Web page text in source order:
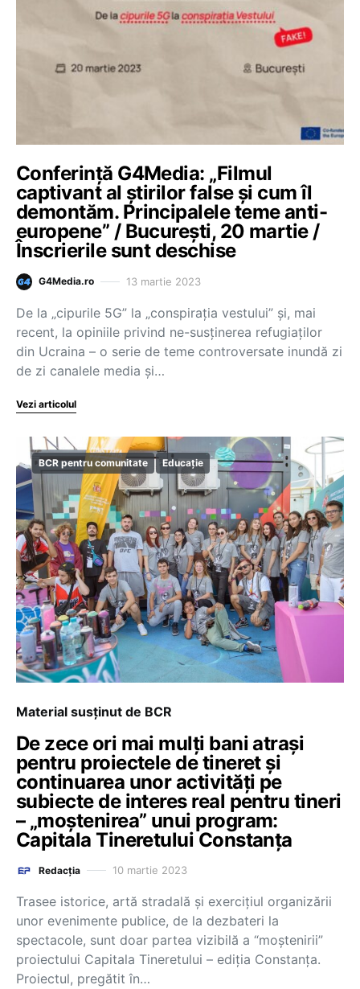
Conferință G4Media: „Filmul
captivant al știrilor false și cum îl
demontăm. Principalele teme anti-
europene” / București, 20 martie /
Înscrierile sunt deschise
G4Media.ro 13 martie 2023
De la „cipurile 5G” la „conspirația vestului” și, mai
recent, la opiniile privind ne-susținerea refugiaților
din Ucraina – o serie de teme controversate inundă zi
de zi canalele media și…
Vezi articolul
BCR pentru comunitate Educație
Material susținut de BCR
De zece ori mai mulți bani atrași
pentru proiectele de tineret și
continuarea unor activități pe
subiecte de interes real pentru tineri
– „moștenirea” unui program:
Capitala Tineretului Constanța
Redacția 10 martie 2023
Trasee istorice, artă stradală și exercițiul organizării
unor evenimente publice, de la dezbateri la
spectacole, sunt doar partea vizibilă a “moștenirii”
proiectului Capitala Tineretului – ediția Constanța.
Proiectul, pregătit în…